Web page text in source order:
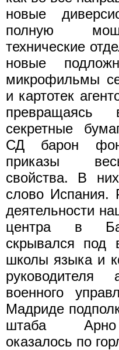
новые
полную
технические
новые
микрофильмы
и картотек
секретные
СД барон
приказы
свойства. В
слово
деятельности
центра в
скрывался под
школы языка и
руководителя
военного
Мадриде
штаба Арно
оказалось по